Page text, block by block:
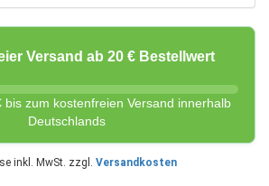
Versand ab 20 € Bestellwert
bis zum kostenfreien Versand innerhalb
Deutschlands
inkl. MwSt. zzgl. Versandkosten